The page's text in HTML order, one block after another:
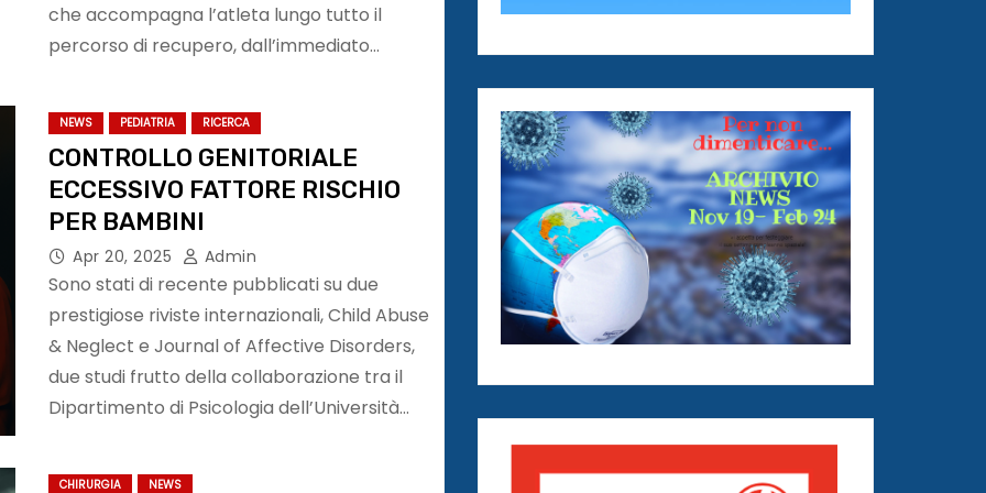
che accompagna l’atleta lungo tutto il
percorso di recupero, dall’immediato…
NEWS PEDIATRIA RICERCA
CONTROLLO GENITORIALE
ECCESSIVO FATTORE RISCHIO
PER BAMBINI
Apr 20, 2025 Admin
Sono stati di recente pubblicati su due
prestigiose riviste internazionali, Child Abuse
& Neglect e Journal of Affective Disorders,
due studi frutto della collaborazione tra il
Dipartimento di Psicologia dell’Università…
CHIRURGIA NEWS